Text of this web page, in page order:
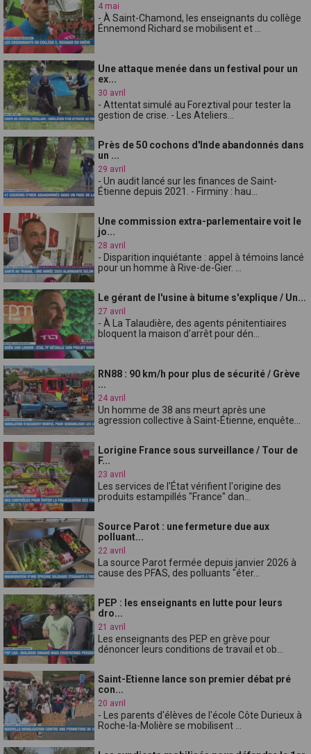
4 mai
- À Saint-Chamond, les enseignants du collège
Énnemond Richard se mobilisent et ...
Une attaque menée dans un festival pour un
ex...
30 avril
- Attentat simulé au Foreztival pour tester la
gestion de crise. - Les Ateliers...
Près de 50 cochons d'Inde abandonnés dans
un ...
29 avril
- Un audit lancé sur les finances de Saint-
Étienne depuis 2021. - Firminy : hau...
Une commission extra-parlementaire voit le
jo...
28 avril
- Disparition inquiétante : appel à témoins lancé
pour un homme à Rive-de-Gier. ...
Le gérant de l'usine à bitume s'explique / Un...
27 avril
- À La Talaudière, des agents pénitentiaires
bloquent la maison d'arrêt pour dén...
RN88 : 90 km/h pour plus de sécurité / Grève
...
24 avril
Un homme de 38 ans meurt après une
agression collective à Saint-Étienne, enquête...
Lorigine France sous surveillance / Tour de
F...
23 avril
Les services de l'État vérifient l'origine des
produits estampillés "France" dan...
Source Parot : une fermeture due aux
polluant...
22 avril
La source Parot fermée depuis janvier 2026 à
cause des PFAS, des polluants "éter...
PEP : les enseignants en lutte pour leurs
dro...
21 avril
Les enseignants des PEP en grève pour
dénoncer leurs conditions de travail et ob...
Saint-Etienne lance son premier débat pré
con...
20 avril
- Les parents d'élèves de l'école Côte Durieux à
Roche-la-Molière se mobilisent ...